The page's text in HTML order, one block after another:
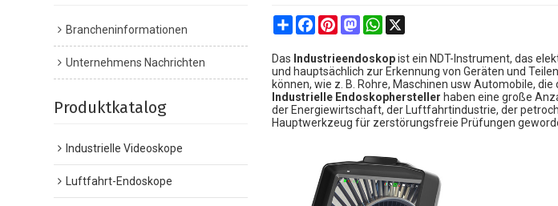
Brancheninformationen
Unternehmens Nachrichten
Produktkatalog
Industrielle Videoskope
Luftfahrt-Endoskope
ShareFacebook
PinterestMastodonWhatsApp
Das Industrieendoskopist ein NDT-Instrument, das
und hauptsächlich zur Erkennung von Geräten und
können, wie z. B. Rohre, Maschinen usw Automobile,
Industrielle Endoskophersteller haben eine große
der Energiewirtschaft, der Luftfahrtindustrie, der
Hauptwerkzeug für zerstörungsfreie Prüfungen